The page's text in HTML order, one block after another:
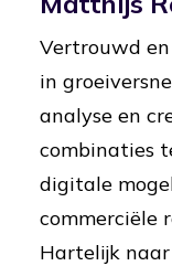
Vertrouwd
in
analyse en
combinaties
digitale
commerciële
Hartelijk